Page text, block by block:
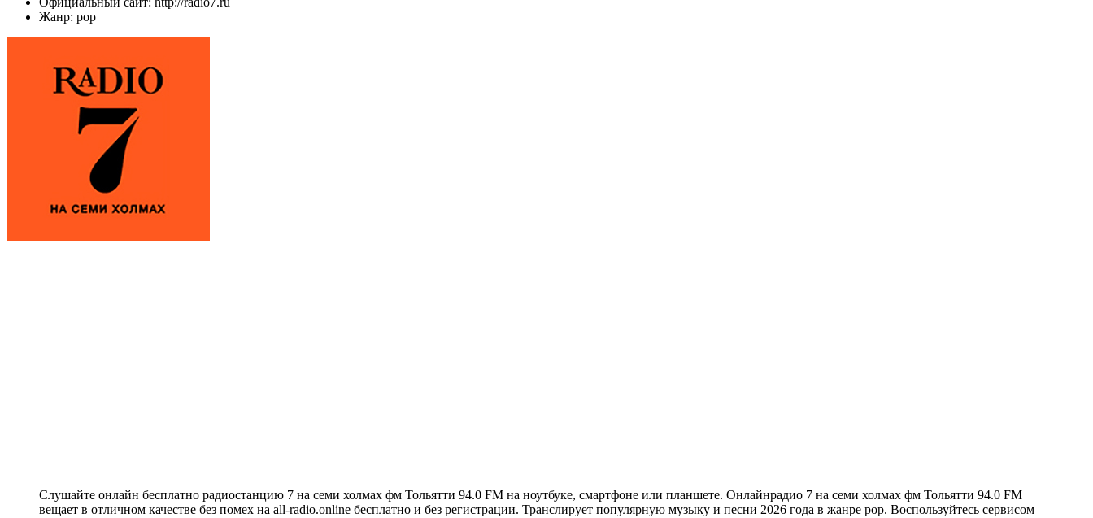
Жанр: pop
Слушайте онлайн бесплатно радиостанцию 7 на семи холмах фм Тольятти 94.0 FM на ноутбуке, смартфоне или планшете. Онлайнрадио 7 на семи холмах фм Тольятти 94.0 FM
вещает в отличном качестве без помех на all-radio.online бесплатно и без регистрации. Транслирует популярную музыку и песни 2026 года в жанре pop. Воспользуйтесь сервисом